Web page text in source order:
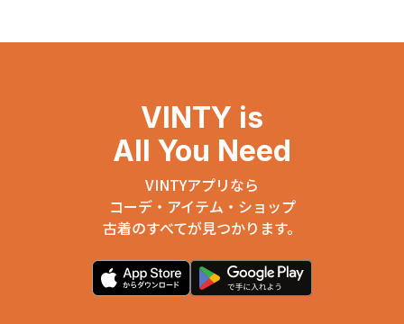
VINTY is
All You Need
VINTYアプリなら
コーデ・アイテム・ショップ
古着のすべてが見つかります。